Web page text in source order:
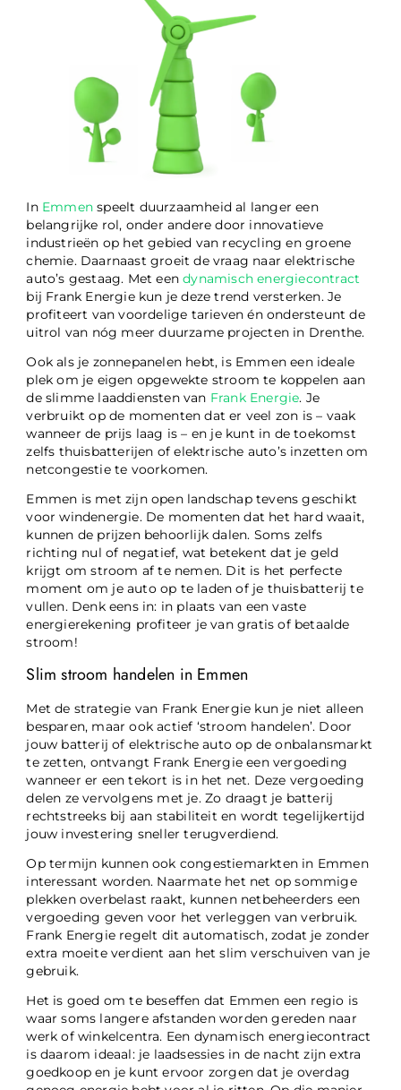
In Emmenspeelt duurzaamheid al langer een
belangrijke rol, onder andere door innovatieve
industrieën op het gebied van recycling en groene
chemie. Daarnaast groeit de vraag naar elektrische
auto’s gestaag. Met eendynamisch energiecontract
bij Frank Energie kun je deze trend versterken. Je
profiteert van voordelige tarieven én ondersteunt de
uitrol van nóg meer duurzame projecten in Drenthe.
Ook als je zonnepanelen hebt, is Emmen een ideale
plek om je eigen opgewekte stroom te koppelen aan
de slimme laaddiensten van Frank Energie. Je
verbruikt op de momenten dat er veel zon is – vaak
wanneer de prijs laag is – en je kunt in de toekomst
zelfs thuisbatterijen of elektrische auto’s inzetten om
netcongestie te voorkomen.
Emmen is met zijn open landschap tevens geschikt
voor windenergie. De momenten dat het hard waait,
kunnen de prijzen behoorlijk dalen. Soms zelfs
richting nul of negatief, wat betekent dat je geld
krijgt om stroom af te nemen. Dit is het perfecte
moment om je auto op te laden of je thuisbatterij te
vullen. Denk eens in: in plaats van een vaste
energierekening profiteer je van gratis of betaalde
stroom!
Slim stroom handelen in Emmen
Met de strategie van Frank Energie kun je niet alleen
besparen, maar ook actief ‘stroom handelen’. Door
jouw batterij of elektrische auto op de onbalansmarkt
te zetten, ontvangt Frank Energie een vergoeding
wanneer er een tekort is in het net. Deze vergoeding
delen ze vervolgens met je. Zo draagt je batterij
rechtstreeks bij aan stabiliteit en wordt tegelijkertijd
jouw investering sneller terugverdiend.
Op termijn kunnen ook congestiemarkten in Emmen
interessant worden. Naarmate het net op sommige
plekken overbelast raakt, kunnen netbeheerders een
vergoeding geven voor het verleggen van verbruik.
Frank Energie regelt dit automatisch, zodat je zonder
extra moeite verdient aan het slim verschuiven van je
gebruik.
Het is goed om te beseffen dat Emmen een regio is
waar soms langere afstanden worden gereden naar
werk of winkelcentra. Een dynamisch energiecontract
is daarom ideaal: je laadsessies in de nacht zijn extra
goedkoop en je kunt ervoor zorgen dat je overdag